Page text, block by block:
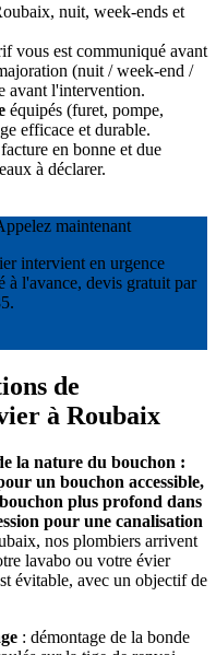
nuit, week-ends et
vous est communiqué avant
(nuit / week-end /
avant l'intervention.
équipés (furet, pompe,
efficace et durable.
en bonne et due
à déclarer.
maintenant
intervient en urgence
à l'avance, devis gratuit par
de
à Roubaix
la nature du bouchon :
un bouchon accessible,
plus profond dans
pour une canalisation
nos plombiers arrivent
lavabo ou votre évier
évitable, avec un objectif de
: démontage de la bonde